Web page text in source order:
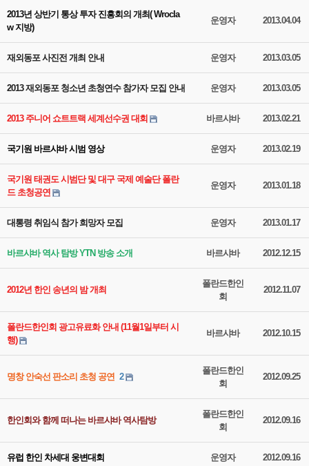
2013년 상반기 통상 투자 진흥회의 개최( Wrocla
w 지방)
운영자 2013.04.04
재외동포 사진전 개최 안내 운영자 2013.03.05
2013 재외동포 청소년 초청연수 참가자 모집 안내 운영자 2013.03.05
2013 주니어 쇼트트랙 세계선수권 대회 바르샤바 2013.02.21
국기원 바르샤바 시범 영상 운영자 2013.02.19
국기원 태권도 시범단 및 대구 국제 예술단 폴란
드 초청공연
운영자 2013.01.18
대통령 취임식 참가 희망자 모집 운영자 2013.01.17
바르샤바 역사 탐방 YTN 방송 소개 바르샤바 2012.12.15
2012년 한인 송년의 밤 개최
폴란드한인
회
2012.11.07
폴란드한인회 광고유료화 안내 (11월1일부터 시
행)
바르샤바 2012.10.15
명창 안숙선 판소리 초청 공연 2
폴란드한인
회
2012.09.25
한인회와 함께 떠나는 바르샤바 역사탐방
폴란드한인
회
2012.09.16
유럽 한인 차세대 웅변대회 운영자 2012.09.16